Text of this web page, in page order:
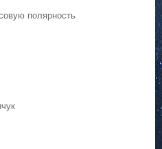
полярность